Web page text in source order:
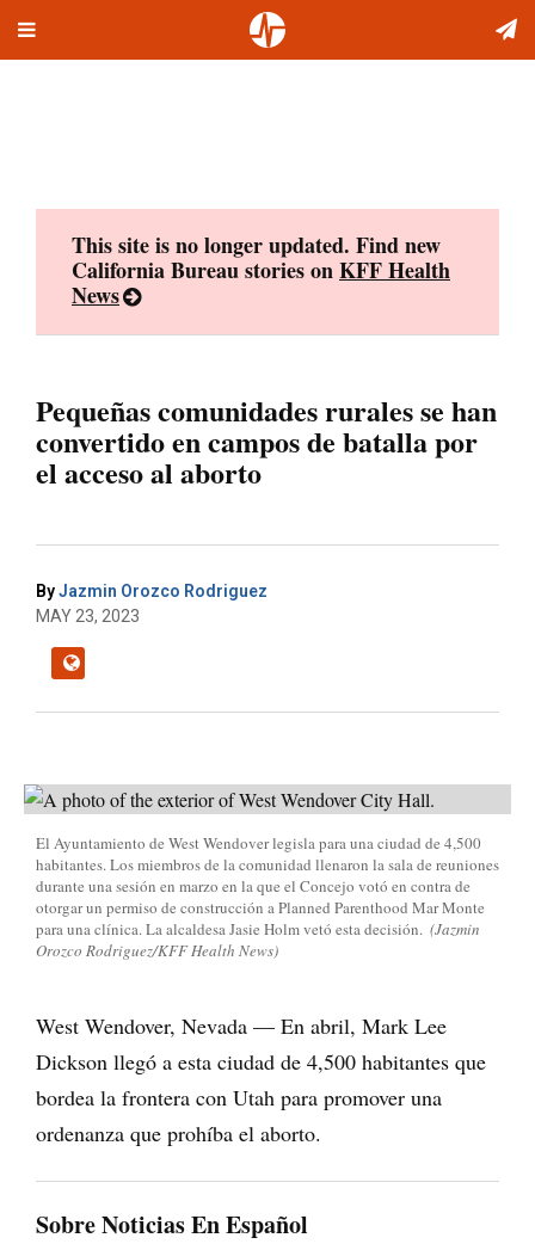
Toggle
This site is no longer updated. Find new
California Bureau stories onKFF Health
News
Pequeñas comunidades rurales se han
convertido en campos de batalla por
el acceso al aborto
ByJazmin Orozco Rodriguez
MAY 23, 2023
El Ayuntamiento de West Wendover legisla para una ciudad de 4,500
habitantes. Los miembros de la comunidad llenaron la sala de reuniones
durante una sesión en marzo en la que el Concejo votó en contra de
otorgar un permiso de construcción a Planned Parenthood Mar Monte
para una clínica. La alcaldesa Jasie Holm vetó esta decisión. (Jazmin
Orozco Rodriguez/KFF Health News)
West Wendover, Nevada — En abril, Mark Lee
Dickson llegó a esta ciudad de 4,500 habitantes que
bordea la frontera con Utah para promover una
ordenanza que prohíba el aborto.
Sobre Noticias En Español